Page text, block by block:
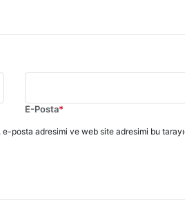
E-Posta*
e-posta adresimi ve web site adresimi bu